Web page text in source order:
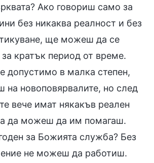
Ако говориш само за
без никаква реалност и без
ще можеш да се
кратък период от време.
допустимо в малка степен,
на новоповярвалите, но след
вече имат някакъв реален
да можеш да им помагаш.
за Божията служба? Без
не можеш да работиш.